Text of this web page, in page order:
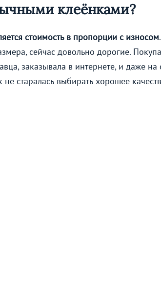
клеёнками?
стоимость в пропорции с износом
сейчас довольно дорогие.
заказывала в интернете, и даже
старалась выбирать хорошее